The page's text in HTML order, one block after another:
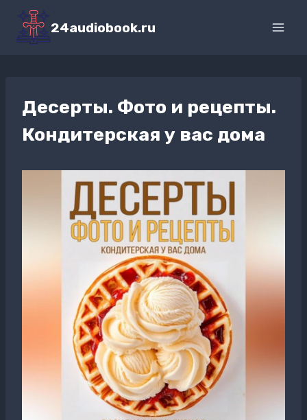
Перейти
содержимому
24audiobook.ru
Десерты. Фото и рецепты.
Кондитерская у вас дома